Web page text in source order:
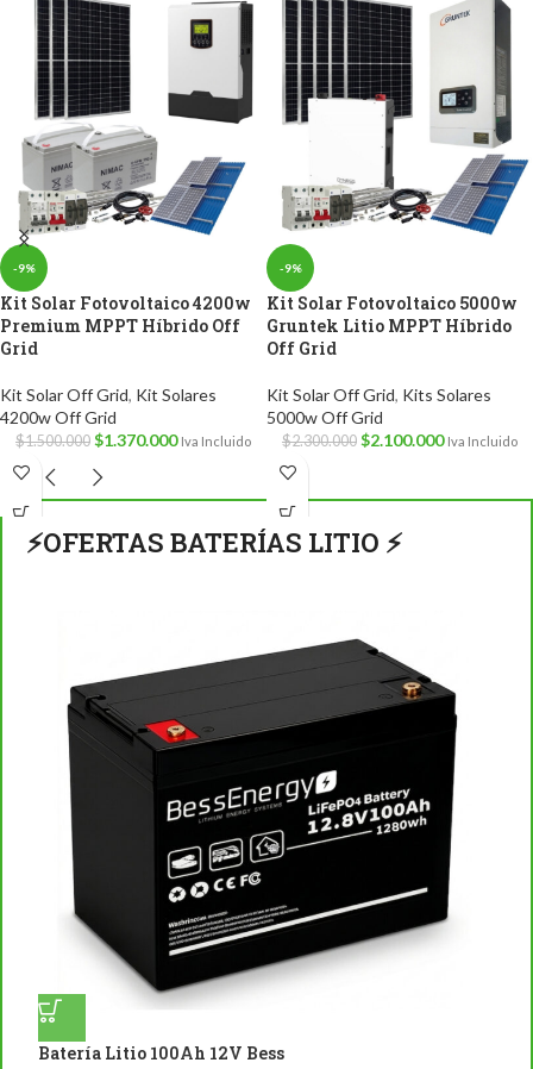
-9%
Kit Solar Fotovoltaico 4200w
Premium MPPT Híbrido Off
Grid
Kit Solar Off Grid, Kit Solares
4200w Off Grid
$1.500.000 $1.370.000 Iva Incluido
-9%
Kit Solar Fotovoltaico 5000w
Gruntek Litio MPPT Híbrido
Off Grid
Kit Solar Off Grid, Kits Solares
5000w Off Grid
$2.300.000 $2.100.000 Iva Incluido
⚡OFERTAS BATERÍAS LITIO ⚡
Batería Litio 100Ah 12V Bess